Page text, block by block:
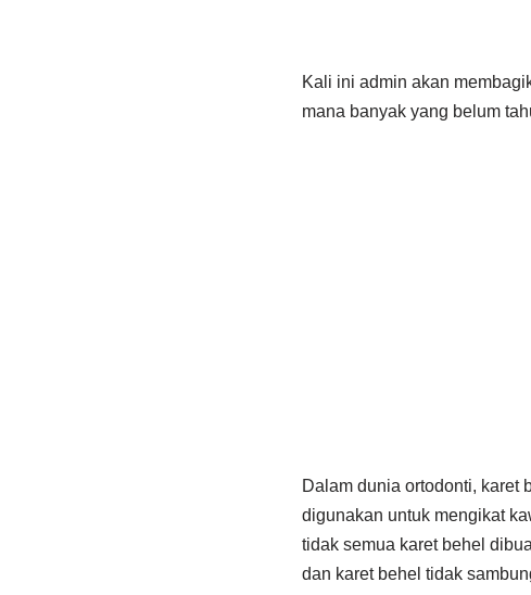
Kali ini admin akan
mana banyak yang belum
Dalam dunia ortodonti, karet
digunakan untuk mengikat
tidak semua karet behel
dan karet behel tidak